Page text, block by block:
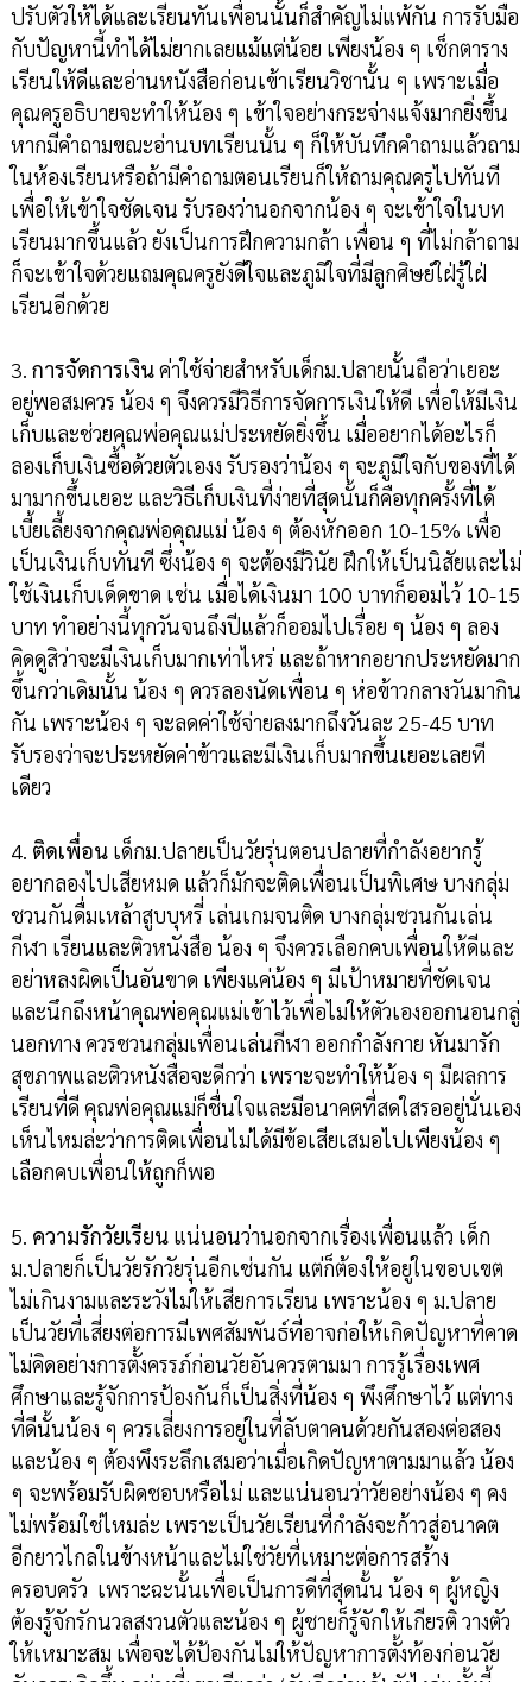
ปรับตัวให้ได้และเรียนทันเพื่อนนั้นก็สำคัญไม่แพ้กัน การรับมือ
กับปัญหานี้ทำได้ไม่ยากเลยแม้แต่น้อย เพียงน้อง ๆ เช็กตาราง
เรียนให้ดีและอ่านหนังสือก่อนเข้าเรียนวิชานั้น ๆ เพราะเมื่อ
คุณครูอธิบายจะทำให้น้อง ๆ เข้าใจอย่างกระจ่างแจ้งมากยิ่งขึ้น
หากมีคำถามขณะอ่านบทเรียนนั้น ๆ ก็ให้บันทึกคำถามแล้วถาม
ในห้องเรียนหรือถ้ามีคำถามตอนเรียนก็ให้ถามคุณครูไปทันที
เพื่อให้เข้าใจชัดเจน รับรองว่านอกจากน้อง ๆ จะเข้าใจในบท
เรียนมากขึ้นแล้ว ยังเป็นการฝึกความกล้า เพื่อน ๆ ที่ไม่กล้าถาม
ก็จะเข้าใจด้วยแถมคุณครูยังดีใจและภูมิใจที่มีลูกศิษย์ใฝ่รู้ใฝ่
เรียนอีกด้วย
3. การจัดการเงินค่าใช้จ่ายสำหรับเด็กม.ปลายนั้นถือว่าเยอะ
อยู่พอสมควร น้อง ๆ จึงควรมีวิธีการจัดการเงินให้ดี เพื่อให้มีเงิน
เก็บและช่วยคุณพ่อคุณแม่ประหยัดยิ่งขึ้น เมื่ออยากได้อะไรก็
ลองเก็บเงินซื้อด้วยตัวเองง รับรองว่าน้อง ๆ จะภูมิใจกับของที่ได้
มามากขึ้นเยอะ และวิธีเก็บเงินที่ง่ายที่สุดนั้นก็คือทุกครั้งที่ได้
เบี้ยเลี้ยงจากคุณพ่อคุณแม่ น้อง ๆ ต้องหักออก 10-15% เพื่อ
เป็นเงินเก็บทันที ซึ่งน้อง ๆ จะต้องมีวินัย ฝึกให้เป็นนิสัยและไม่
ใช้เงินเก็บเด็ดขาด เช่น เมื่อได้เงินมา 100 บาทก็ออมไว้ 10-15
บาท ทำอย่างนี้ทุกวันจนถึงปีแล้วก็ออมไปเรื่อย ๆ น้อง ๆ ลอง
คิดดูสิว่าจะมีเงินเก็บมากเท่าไหร่ และถ้าหากอยากประหยัดมาก
ขึ้นกว่าเดิมนั้น น้อง ๆ ควรลองนัดเพื่อน ๆ ห่อข้าวกลางวันมากิน
กัน เพราะน้อง ๆ จะลดค่าใช้จ่ายลงมากถึงวันละ 25-45 บาท
รับรองว่าจะประหยัดค่าข้าวและมีเงินเก็บมากขึ้นเยอะเลยที
เดียว
4. ติดเพื่อนเด็กม.ปลายเป็นวัยรุ่นตอนปลายที่กำลังอยากรู้
อยากลองไปเสียหมด แล้วก็มักจะติดเพื่อนเป็นพิเศษ บางกลุ่ม
ชวนกันดื่มเหล้าสูบบุหรี่ เล่นเกมจนติด บางกลุ่มชวนกันเล่น
กีฬา เรียนและติวหนังสือ น้อง ๆ จึงควรเลือกคบเพื่อนให้ดีและ
อย่าหลงผิดเป็นอันขาด เพียงแค่น้อง ๆ มีเป้าหมายที่ชัดเจน
และนึกถึงหน้าคุณพ่อคุณแม่เข้าไว้เพื่อไม่ให้ตัวเองออกนอนกลู่
นอกทาง ควรชวนกลุ่มเพื่อนเล่นกีฬา ออกกำลังกาย หันมารัก
สุขภาพและติวหนังสือจะดีกว่า เพราะจะทำให้น้อง ๆ มีผลการ
เรียนที่ดี คุณพ่อคุณแม่ก็ชื่นใจและมีอนาคตที่สดใสรออยู่นั่นเอง
เห็นไหมล่ะว่าการติดเพื่อนไม่ได้มีข้อเสียเสมอไปเพียงน้อง ๆ
เลือกคบเพื่อนให้ถูกก็พอ
5. ความรักวัยเรียนแน่นอนว่านอกจากเรื่องเพื่อนแล้ว เด็ก
ม.ปลายก็เป็นวัยรักวัยรุ่นอีกเช่นกัน แต่ก็ต้องให้อยู่ในขอบเขต
ไม่เกินงามและระวังไม่ให้เสียการเรียน เพราะน้อง ๆ ม.ปลาย
เป็นวัยที่เสี่ยงต่อการมีเพศสัมพันธ์ที่อาจก่อให้เกิดปัญหาที่คาด
ไม่คิดอย่างการตั้งครรภ์ก่อนวัยอันควรตามมา การรู้เรื่องเพศ
ศึกษาและรู้จักการป้องกันก็เป็นสิ่งที่น้อง ๆ พึงศึกษาไว้ แต่ทาง
ที่ดีนั้นน้อง ๆ ควรเลี่ยงการอยู่ในที่ลับตาคนด้วยกันสองต่อสอง
และน้อง ๆ ต้องพึงระลึกเสมอว่าเมื่อเกิดปัญหาตามมาแล้ว น้อง
ๆ จะพร้อมรับผิดชอบหรือไม่ และแน่นอนว่าวัยอย่างน้อง ๆ คง
ไม่พร้อมใช่ไหมล่ะ เพราะเป็นวัยเรียนที่กำลังจะก้าวสู่อนาคต
อีกยาวไกลในข้างหน้าและไม่ใช่วัยที่เหมาะต่อการสร้าง
ครอบครัว เพราะฉะนั้นเพื่อเป็นการดีที่สุดนั้น น้อง ๆ ผู้หญิง
ต้องรู้จักรักนวลสงวนตัวและน้อง ๆ ผู้ชายก็รู้จักให้เกียรติ วางตัว
ให้เหมาะสม เพื่อจะได้ป้องกันไม่ให้ปัญหาการตั้งท้องก่อนวัย